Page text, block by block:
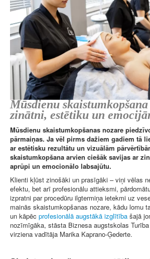
Mūsdienu
zinātni, estētiku un
Mūsdienu skaistumkopšanas nozare
pārmaiņas. Ja vēl pirms dažiem gadiem tā
ar estētisku rezultātu un vizuālām
skaistumkopšana arvien ciešāk savijas ar
aprūpi un emocionālo labsajūtu.
Klienti kļūst zinošāki un prasīgāki – viņi vēlas
efektu, bet arī profesionālu attieksmi,
izpratni par procedūru ilgtermiņa ietekmi uz
mainās skaistumkopšanas nozare, kādu lomu
un kāpēc profesionālā augstākā izglītība šajā
nozīmīgāka, stāsta Biznesa augstskolas
virziena vadītāja Marika Kaprano-Ģederte.